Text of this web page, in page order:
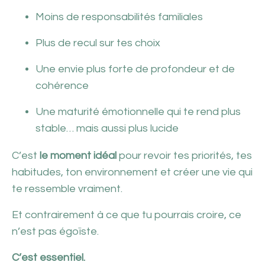
Moins de responsabilités familiales
Plus de recul sur tes choix
Une envie plus forte de profondeur et de
cohérence
Une maturité émotionnelle qui te rend plus
stable… mais aussi plus lucide
C’est le moment idéal pour revoir tes priorités, tes
habitudes, ton environnement et créer une vie qui
te ressemble vraiment.
Et contrairement à ce que tu pourrais croire, ce
n’est pas égoïste.
C’est essentiel.